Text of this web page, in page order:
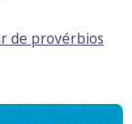
de provérbios